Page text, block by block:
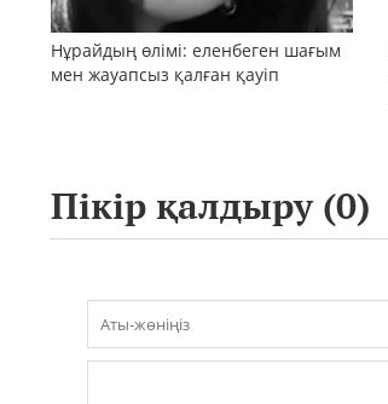
Нұрайдың өлімі: еленбеген шағым
мен жауапсыз қалған қауіп
Пікір қалдыру (0)